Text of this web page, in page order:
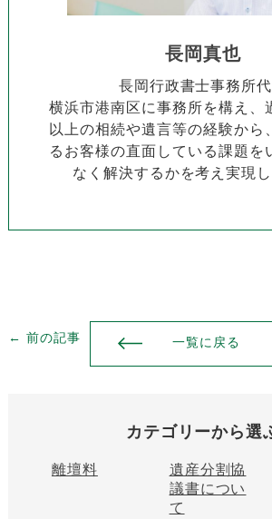
長岡真也
長岡行政書士事務所
横浜市港南区に事務所を構え、
以上の相続や遺言等の経験から
るお客様の直面している課題を
なく解決するかを考え実現し
← 前の記事 一覧に戻る
カテゴリーから選
離壇料
遺産分割協
議書につい
て